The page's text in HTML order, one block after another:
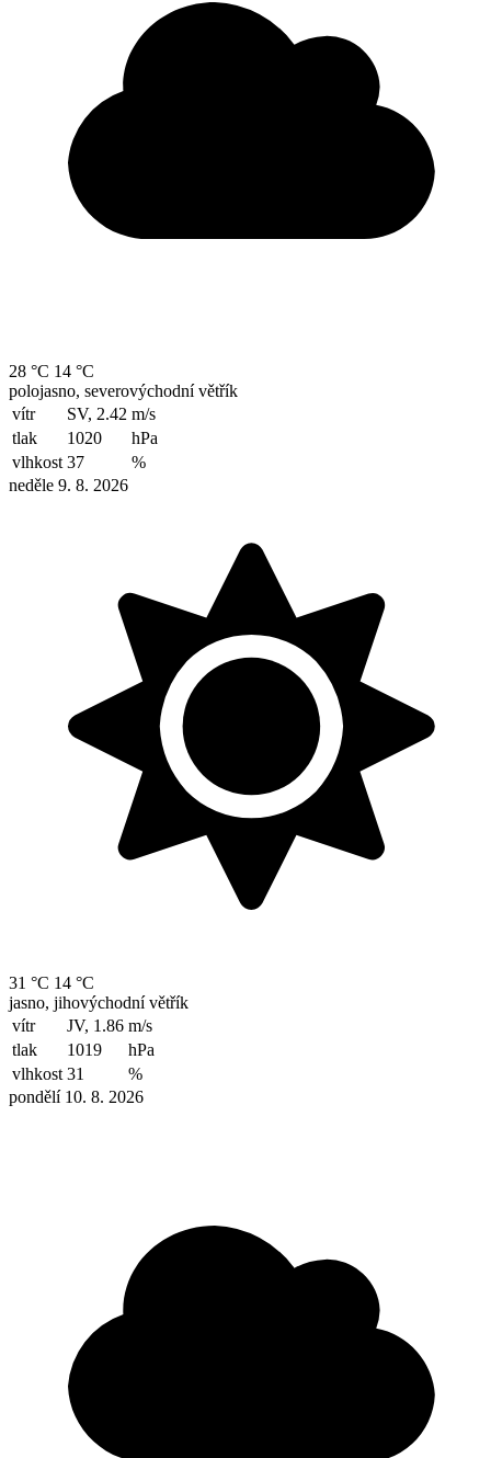
28 °C 14 °C
polojasno, severovýchodní větřík
vítr
SV, 2.42 m/s
tlak
1020
hPa
vlhkost 37
%
neděle 9. 8. 2026
31 °C 14 °C
jasno, jihovýchodní větřík
vítr
JV, 1.86 m/s
tlak
1019
hPa
vlhkost 31
%
pondělí 10. 8. 2026